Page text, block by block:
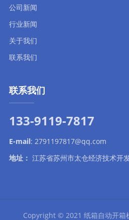
公司新闻
行业新闻
关于我们
联系我们
联系我们
133-9119-7817
E-mail: 2791197817@qq.com
地址： 江苏省苏州市太仓经济技术开
Copyright © 2021 纸箱自动开箱